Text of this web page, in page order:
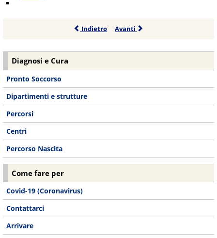
Indietro Avanti
Diagnosi e Cura
Pronto Soccorso
Dipartimenti e strutture
Percorsi
Centri
Percorso Nascita
Come fare per
Covid-19 (Coronavirus)
Contattarci
Arrivare